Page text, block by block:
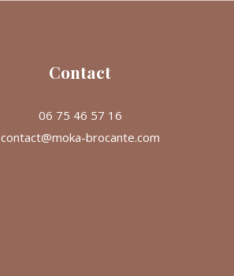
Contact
06 75 46 57 16
contact@moka-brocante.com